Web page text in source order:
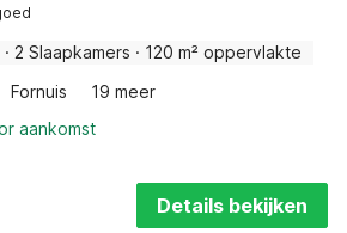
· 2 Slaapkamers · 120 m² oppervlakte
Fornuis
19 meer
aankomst
Details bekijken